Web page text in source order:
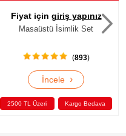
Fiyat için giriş yapınız
Masaüstü İsimlik Set
(967)
İncele ›
2500 TL Üzeri Kargo Bedava